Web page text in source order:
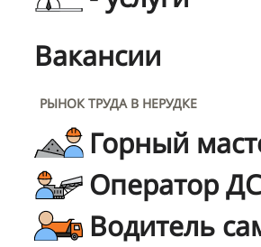
Вакансии
РЫНОК ТРУДА В НЕРУДКЕ
Горный
Оператор
Водитель